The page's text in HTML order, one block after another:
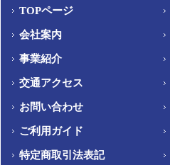
TOPページ
会社案内
事業紹介
交通アクセス
お問い合わせ
ご利用ガイド
特定商取引法表記